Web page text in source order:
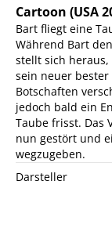
Cartoon (USA
Bart fliegt eine
Während Bart
stellt sich heraus,
sein neuer
Botschaften
jedoch bald ein
Taube frisst. Das
nun gestört und
wegzugeben.
Darsteller